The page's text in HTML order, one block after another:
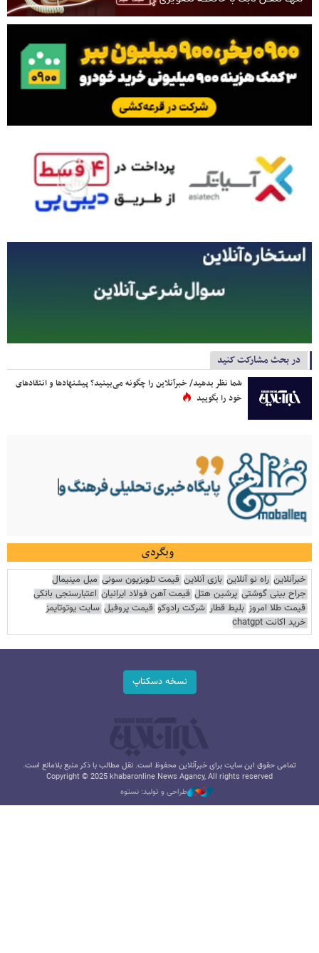
در بحث مشارکت کنید
شما نظر بدهید/ خبرآنلاین را چگونه می‌بینید؟ پیشنهادها و انتقادهای
خود را بگویید
وبگردی
خبرآنلاین راه نو آنلاین بازی آنلاین قیمت تلویزیون سونی مبل مینیمال
جراح بینی گوشتی پرشین هتل قیمت آهن فولاد ایرانیان اعتبارسنجی بانکی
قیمت طلا امروز بلیط قطار شرکت رادوکو قیمت پروفیل سایت یوتوتایمز
خرید اکانت chatgpt
نسخه دسکتاپ
تمامی حقوق این سایت برای خبرآنلاین محفوظ است. نقل مطالب با ذکر منبع بلامانع است.
Copyright © 2025 khabaronline News Agancy, All rights reserved
طراحی و تولید: نستوه